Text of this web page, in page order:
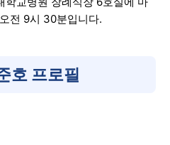
전 9시 30분입니다.
호 프로필